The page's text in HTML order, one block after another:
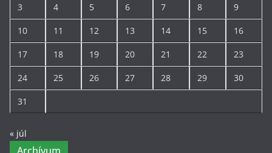
3 4 5 6 7 8 9
10 11 12 13 14 15 16
17 18 19 20 21 22 23
24 25 26 27 28 29 30
31
« júl